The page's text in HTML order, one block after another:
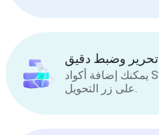
تحرير وضبط دقيق
يمكنك إضافة أكواد SSML. اختر اللغة والصوت. ثم انقر
على زر التحويل.